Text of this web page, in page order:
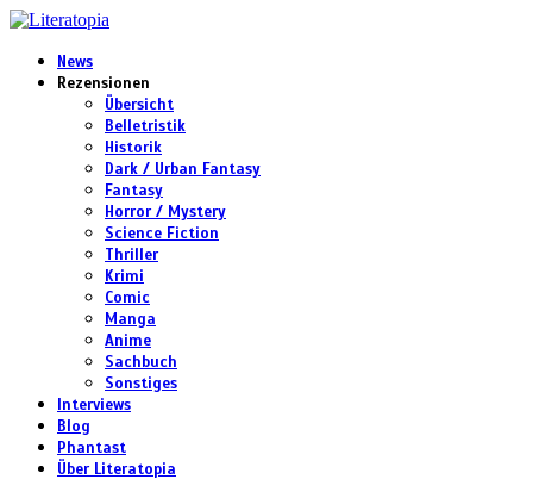
News
Rezensionen
Übersicht
Belletristik
Historik
Dark / Urban Fantasy
Fantasy
Horror / Mystery
Science Fiction
Thriller
Krimi
Comic
Manga
Anime
Sachbuch
Sonstiges
Interviews
Blog
Phantast
Über Literatopia